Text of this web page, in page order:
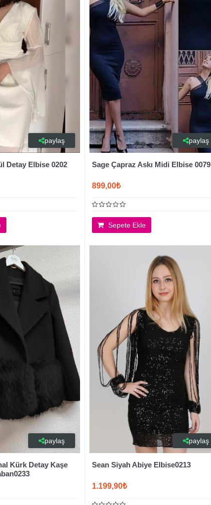
paylaş
Detay Elbise 0202
paylaş
Sage Çapraz Askı Midi Elbise 0079
899,00₺
Sepete Ekle
paylaş
Kürk Detay Kaşe
paylaş
Sean Siyah Abiye Elbise0213
1.199,90₺